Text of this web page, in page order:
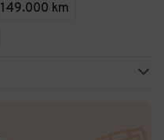
149.000 km